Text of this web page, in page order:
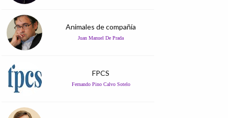
Animales de compañía
Juan Manuel De Prada
FPCS
Fernando Pino Calvo Sotelo